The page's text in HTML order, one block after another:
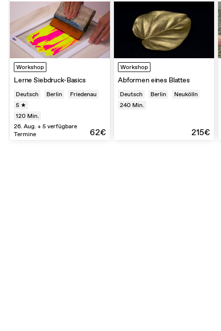
Workshop
Lerne Siebdruck-Basics
Deutsch Berlin
Friedenau
5 ★
120 Min.
26. Aug. + 5 verfügbare
Termine
62€
Workshop
Abformen eines Blattes
Deutsch Berlin
Neukölln
240 Min.
215€